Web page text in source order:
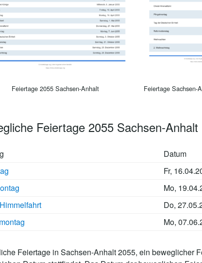
Feiertage 2055 Sachsen-Anhalt Feiertage Sachsen-
Feiertage 2055 Sachsen-Anhalt
Datum
Fr,
Mo,
Do,
Mo,
Feiertage in Sachsen-Anhalt 2055, ein beweglicher